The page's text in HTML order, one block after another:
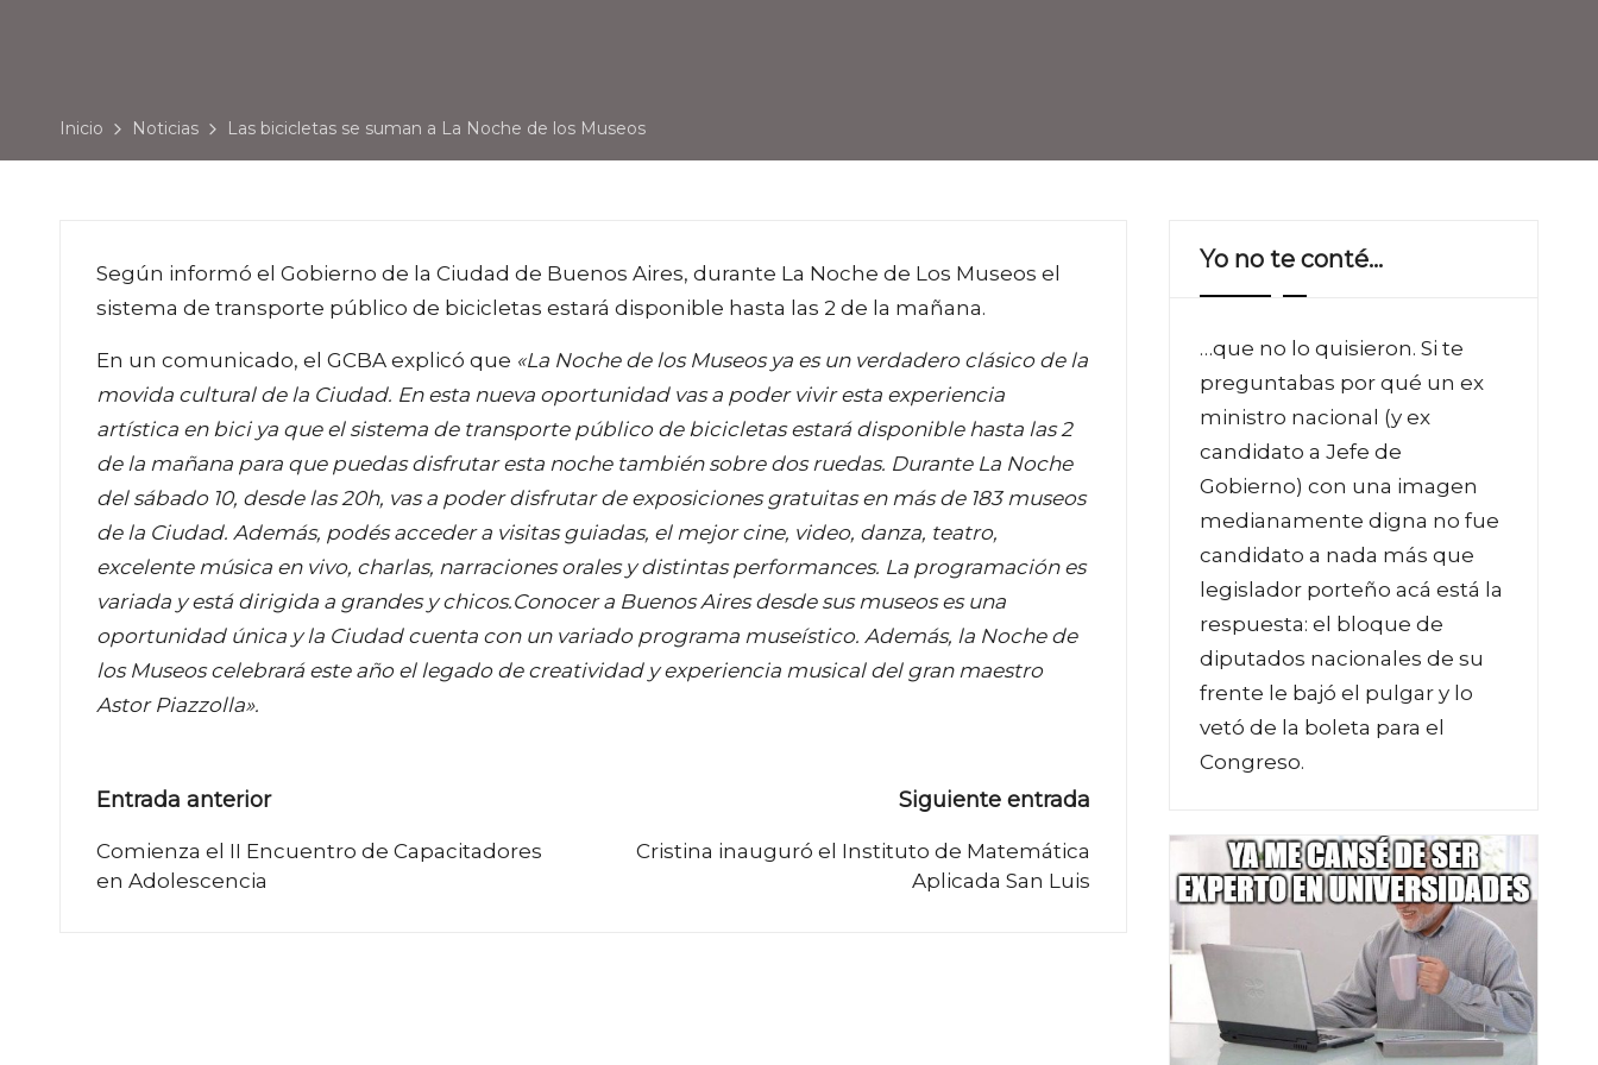
Inicio Noticias Las bicicletas se suman a La Noche de los Museos
Según informó el Gobierno de la Ciudad de Buenos Aires, durante La Noche de Los Museos el
sistema de transporte público de bicicletas estará disponible hasta las 2 de la mañana.
En un comunicado, el GCBA explicó que «La Noche de los Museos ya es un verdadero clásico de la
movida cultural de la Ciudad. En esta nueva oportunidad vas a poder vivir esta experiencia
artística en bici ya que el sistema de transporte público de bicicletas estará disponible hasta las 2
de la mañana para que puedas disfrutar esta noche también sobre dos ruedas. Durante La Noche
del sábado 10, desde las 20h, vas a poder disfrutar de exposiciones gratuitas en más de 183 museos
de la Ciudad. Además, podés acceder a visitas guiadas, el mejor cine, video, danza, teatro,
excelente música en vivo, charlas, narraciones orales y distintas performances. La programación es
variada y está dirigida a grandes y chicos.Conocer a Buenos Aires desde sus museos es una
oportunidad única y la Ciudad cuenta con un variado programa museístico. Además, la Noche de
los Museos celebrará este año el legado de creatividad y experiencia musical del gran maestro
Astor Piazzolla».
Navegación
de
Entrada anterior
Comienza el II Encuentro de Capacitadores
en Adolescencia
Siguiente entrada
Cristina inauguró el Instituto de Matemática
Aplicada San Luis
Yo no te conté…
…que no lo quisieron. Si te
preguntabas por qué un ex
ministro nacional (y ex
candidato a Jefe de
Gobierno) con una imagen
medianamente digna no fue
candidato a nada más que
legislador porteño acá está la
respuesta: el bloque de
diputados nacionales de su
frente le bajó el pulgar y lo
vetó de la boleta para el
Congreso.